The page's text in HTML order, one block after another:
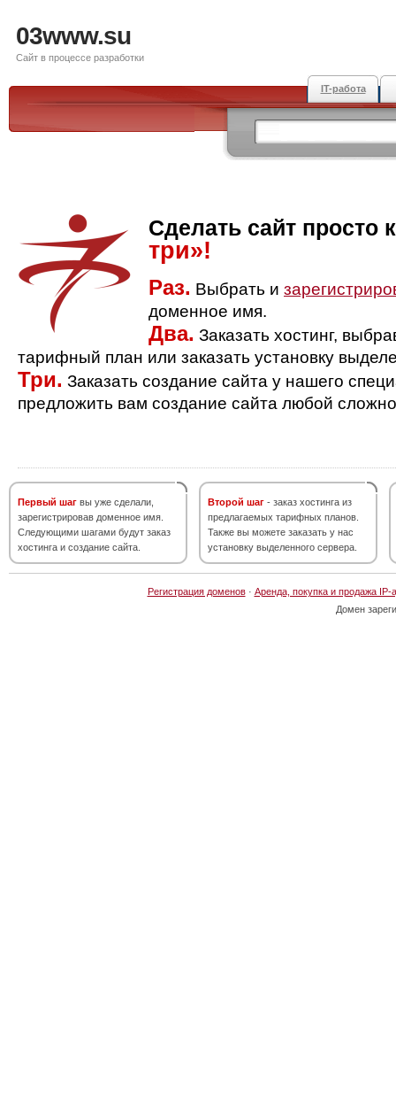
03www.su
Сайт в процессе разработки
IT-работа
Сделать сайт просто
три»!
Раз. Выбрать и
доменное имя.
Два. Заказать хостинг,
тарифный план или заказать установку
Три. Заказать создание сайта у нашего
предложить вам создание сайта любой
Первый шаг вы уже сделали,
зарегистрировав доменное имя.
Следующими шагами будут заказ
хостинга и создание сайта.
Второй шаг - заказ хостинга из
предлагаемых тарифных планов.
Также вы можете заказать у нас
установку выделенного сервера.
Регистрация доменов· Аренда, покупка и продажа IP-
Домен